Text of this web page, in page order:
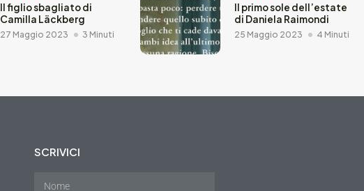
Il figlio sbagliato di
Camilla Läckberg
27 Maggio 2023 3 Minuti
Il primo sole dell’estate
di Daniela Raimondi
25 Maggio 2023 4 Minuti
SCRIVICI